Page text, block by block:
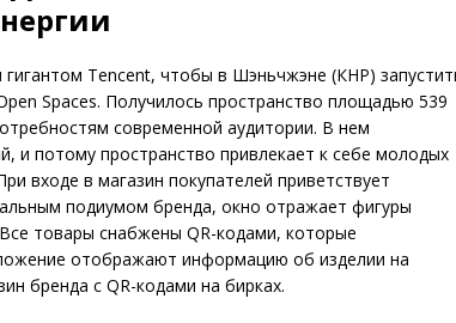
Tencent, чтобы в Шэньчжэне (КНР)
Spaces. Получилось пространство площадью 539
современной аудитории. В нем
и потому пространство привлекает к себе молодых
входе в магазин покупателей приветствует
подиумом бренда, окно отражает фигуры
товары снабжены QR-кодами, которые
отображают информацию об изделии на
бренда с QR-кодами на бирках.